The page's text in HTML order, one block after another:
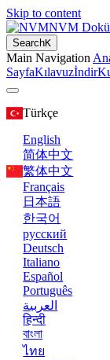
Skip to content
NVM
SearchK
Main Navigation
SayfaKılavuzİndir
Türkçe
English
简体中文
繁体中文
Français
日本語
한국어
русский
Deutsch
Italiano
Español
Português
العربية
हिन्दी
বাংলা
ไทย